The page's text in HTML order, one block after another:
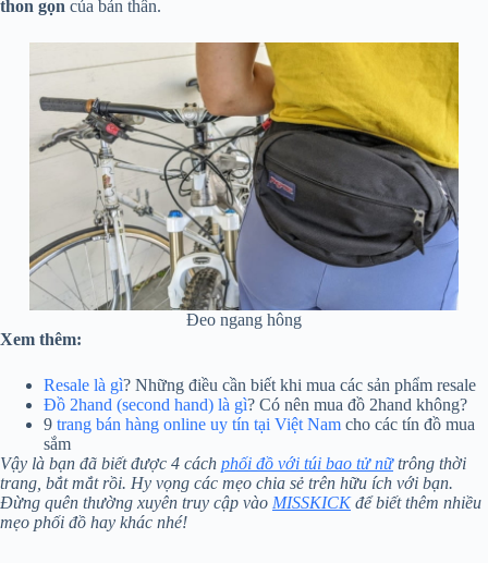
thon gọn của bản thân.
Đeo ngang hông
Xem thêm:
Resale là gì? Những điều cần biết khi mua các sản phẩm resale
Đồ 2hand (second hand) là gì? Có nên mua đồ 2hand không?
9 trang bán hàng online uy tín tại Việt Nam cho các tín đồ mua
sắm
Vậy là bạn đã biết được 4 cách phối đồ với túi bao tử nữtrông thời
trang, bắt mắt rồi. Hy vọng các mẹo chia sẻ trên hữu ích với bạn.
Đừng quên thường xuyên truy cập vào MISSKICKđể biết thêm nhiều
mẹo phối đồ hay khác nhé!